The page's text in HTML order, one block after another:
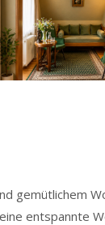
gemütlichem
entspannte